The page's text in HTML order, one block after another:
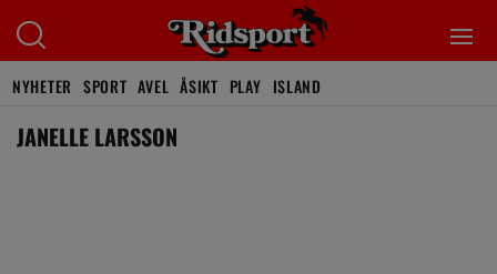
NYHETER SPORT AVEL ÅSIKT PLAY ISLAND
JANELLE LARSSON